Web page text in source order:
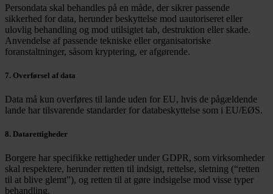
Persondata skal behandles på en måde, der sikrer passende
sikkerhed for data, herunder beskyttelse mod uautoriseret eller
ulovlig behandling og mod utilsigtet tab, destruktion eller skade.
Anvendelse af passende tekniske eller organisatoriske
foranstaltninger, såsom kryptering, er afgørende.
7. Overførsel af data
Data må kun overføres til lande uden for EU, hvis de pågældende
lande har tilsvarende standarder for databeskyttelse som i EU/EØS.
8. Datarettigheder
Borgere har specifikke rettigheder under GDPR, som virksomheder
skal respektere, herunder retten til indsigt, rettelse, sletning (“retten
til at blive glemt”), og retten til at gøre indsigelse mod visse typer
behandling.